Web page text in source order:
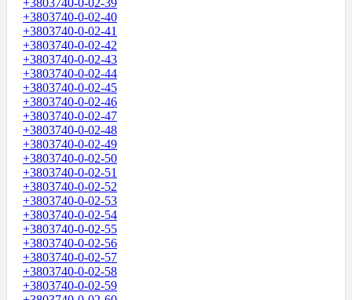
+3803740-0-02-39
+3803740-0-02-40
+3803740-0-02-41
+3803740-0-02-42
+3803740-0-02-43
+3803740-0-02-44
+3803740-0-02-45
+3803740-0-02-46
+3803740-0-02-47
+3803740-0-02-48
+3803740-0-02-49
+3803740-0-02-50
+3803740-0-02-51
+3803740-0-02-52
+3803740-0-02-53
+3803740-0-02-54
+3803740-0-02-55
+3803740-0-02-56
+3803740-0-02-57
+3803740-0-02-58
+3803740-0-02-59